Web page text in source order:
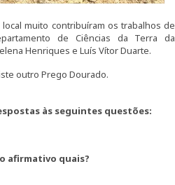
muito contribuíram os trabalhos de
de Ciências da Terra da
Henriques e Luís Vítor Duarte.
outro Prego Dourado.
às seguintes questões:
afirmativo quais?